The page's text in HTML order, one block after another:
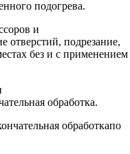
подогрева.
и
отверстий, подрезание,
без и с применением
обработка.
обработкапо